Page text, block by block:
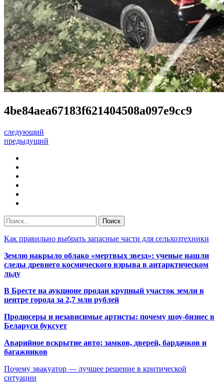
4be84aea67183f621404508a097e9cc9
следующий
предыдущий
Как правильно выбрать запасные части для сельхозтехники
Землю накрыло облако «мертвых звезд»: ученые нашли
следы древнего космического взрыва в антарктическом
льду
В Бресте на аукционе продан крупный участок земли в
центре города за 2,7 млн рублей
Продюсеры и независимые артисты: почему шоу-бизнес в
Беларуси буксует
Аварийное вскрытие авто: замков, дверей, бардачков и
багажников
Почему эвакуатор — лучшее решение в критической
ситуации